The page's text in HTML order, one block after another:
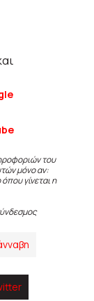
του
μόνο αν:
γίνεται η